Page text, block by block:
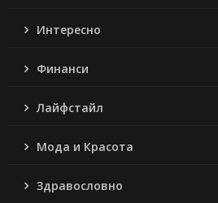
Интересно
Финанси
Лайфстайл
Мода и Красота
Здравословно